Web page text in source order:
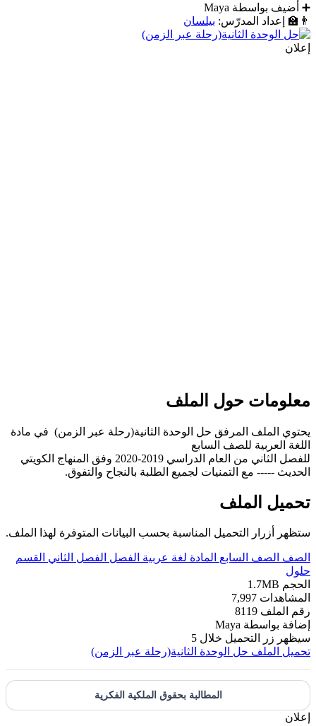
➕
أضيف بواسطة Maya
👨‍🏫
إعداد المدرّس: بيلسان
إعلان
معلومات حول الملف
يحتوي الملف المرفق حل الوحدة الثانية(رحلة عبر الزمن) في مادة
اللغة العربية للصف السابع
للفصل الثاني من العام الدراسي 2019-2020 وفق المنهاج الكويتي
الحديث ----- مع التمنيات لجميع الطلبة بالنجاح والتفوق.
تحميل الملف
ستظهر أزرار التحميل المناسبة بحسب البيانات المتوفرة لهذا الملف.
الصف الصف السابع المادة لغة عربية الفصل الفصل الثاني
القسم
حلول
الحجم 1.7MB
المشاهدات 7,997
رقم الملف 8119
إضافة بواسطة Maya
سيظهر زر التحميل خلال 5
تحميل الملف حل الوحدة الثانية(رحلة عبر الزمن)
المطالبة بحقوق الملكية الفكرية
إعلان